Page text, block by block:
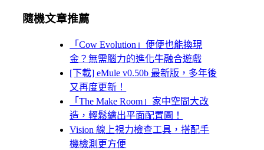
隨機文章推薦
「Cow Evolution」便便也能換現
金？無需腦力的進化牛融合遊戲
[下載] eMule v0.50b 最新版，多年後
又再度更新！
「The Make Room」家中空間大改
造，輕鬆繪出平面配置圖！
Vision 線上視力檢查工具，搭配手
機檢測更方便